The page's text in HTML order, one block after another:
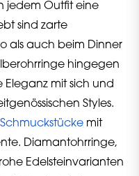
jedem Outfit eine
sind zarte
als auch beim Dinner
hingegen
mit sich und
Styles.
Schmuckstücke mit
Diamantohrringe,
Edelsteinvarianten